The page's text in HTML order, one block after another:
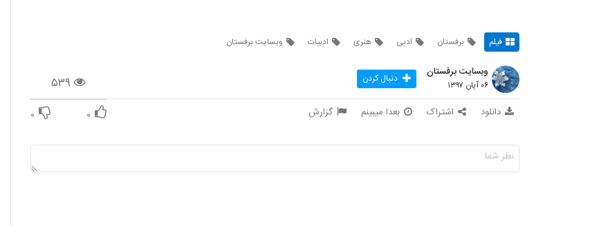
فیلم برفستان ادبی هنری ادبیات وبسایت برفستان
۵۳۹
وبسایت برفستان
۰۶ آبان ۱۳۹۷ دنبال کردن
دانلود اشتراک بعدا میبینم گزارش ۰ ۰